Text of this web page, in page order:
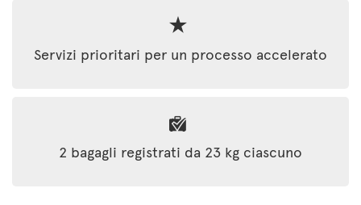
Servizi prioritari per un processo accelerato
2 bagagli registrati da 23 kg ciascuno